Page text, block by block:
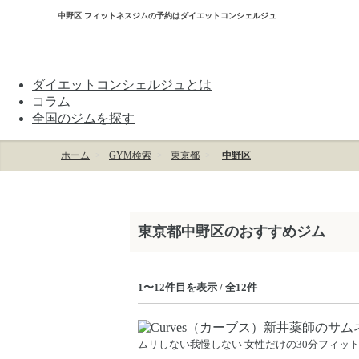
中野区 フィットネスジムの予約はダイエットコンシェルジュ
ダイエットコンシェルジュとは
コラム
全国のジムを探す
ホーム GYM検索 東京都 中野区
東京都中野区のおすすめジム
1〜12件目を表示 / 全12件
ムリしない我慢しない 女性だけの30分フィッ